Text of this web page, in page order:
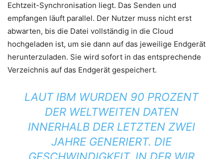
Echtzeit-Synchronisation liegt. Das Senden und
empfangen läuft parallel. Der Nutzer muss nicht erst
abwarten, bis die Datei vollständig in die Cloud
hochgeladen ist, um sie dann auf das jeweilige Endgerät
herunterzuladen. Sie wird sofort in das entsprechende
Verzeichnis auf das Endgerät gespeichert.
LAUT IBM WURDEN 90 PROZENT
DER WELTWEITEN DATEN
INNERHALB DER LETZTEN ZWEI
JAHRE GENERIERT. DIE